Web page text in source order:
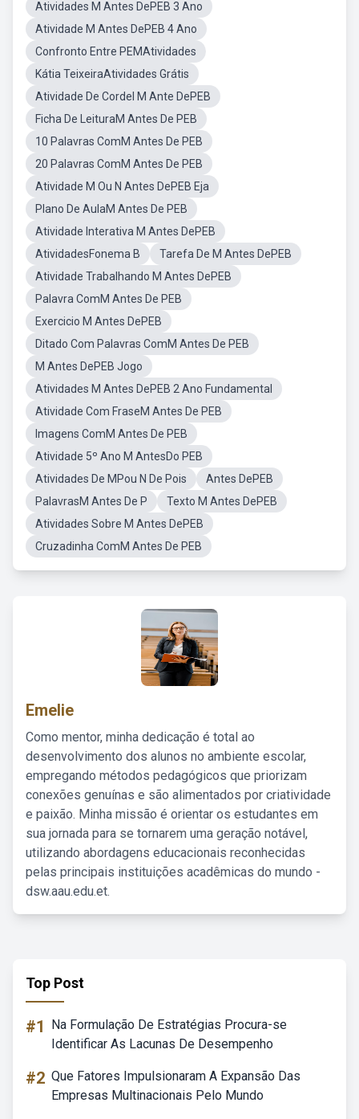
Atividades M Antes DePEB 3 Ano
Atividade M Antes DePEB 4 Ano
Confronto Entre PEMAtividades
Kátia TeixeiraAtividades Grátis
Atividade De Cordel M Ante DePEB
Ficha De LeituraM Antes De PEB
10 Palavras ComM Antes De PEB
20 Palavras ComM Antes De PEB
Atividade M Ou N Antes DePEB Eja
Plano De AulaM Antes De PEB
Atividade Interativa M Antes DePEB
AtividadesFonema B
Tarefa De M Antes DePEB
Atividade Trabalhando M Antes DePEB
Palavra ComM Antes De PEB
Exercicio M Antes DePEB
Ditado Com Palavras ComM Antes De PEB
M Antes DePEB Jogo
Atividades M Antes DePEB 2 Ano Fundamental
Atividade Com FraseM Antes De PEB
Imagens ComM Antes De PEB
Atividade 5º Ano M AntesDo PEB
Atividades De MPou N De Pois
Antes DePEB
PalavrasM Antes De P
Texto M Antes DePEB
Atividades Sobre M Antes DePEB
Cruzadinha ComM Antes De PEB
Emelie
Como mentor, minha dedicação é total ao
desenvolvimento dos alunos no ambiente escolar,
empregando métodos pedagógicos que priorizam
conexões genuínas e são alimentados por criatividade
e paixão. Minha missão é orientar os estudantes em
sua jornada para se tornarem uma geração notável,
utilizando abordagens educacionais reconhecidas
pelas principais instituições acadêmicas do mundo -
dsw.aau.edu.et.
Top Post
#1
Na Formulação De Estratégias Procura-se
Identificar As Lacunas De Desempenho
#2 Que Fatores Impulsionaram A Expansão Das
Empresas Multinacionais Pelo Mundo